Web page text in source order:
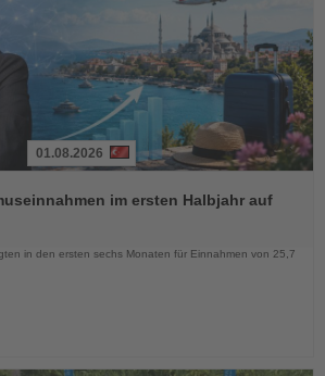
01.08.2026
im ersten Halbjahr auf
in den ersten sechs Monaten für Einnahmen von 25,7